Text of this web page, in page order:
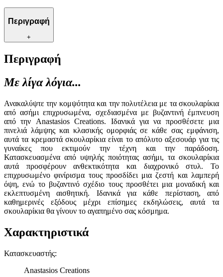
Περιγραφή
+
Περιγραφή
Με λίγα λόγια...
Ανακαλύψτε την κομψότητα και την πολυτέλεια με τα σκουλαρίκια
από ασήμι επιχρυσωμένα, σχεδιασμένα με βυζαντινή έμπνευση
από την Anastasios Creations. Ιδανικά για να προσθέσετε μια
πινελιά λάμψης και κλασικής ομορφιάς σε κάθε σας εμφάνιση,
αυτά τα κρεμαστά σκουλαρίκια είναι το απόλυτο αξεσουάρ για τις
γυναίκες που εκτιμούν την τέχνη και την παράδοση.
Κατασκευασμένα από υψηλής ποιότητας ασήμι, τα σκουλαρίκια
αυτά προσφέρουν ανθεκτικότητα και διαχρονικό στυλ. Το
επιχρυσωμένο φινίρισμα τους προσδίδει μια ζεστή και λαμπερή
όψη, ενώ το βυζαντινό σχέδιο τους προσθέτει μια μοναδική και
εκλεπτυσμένη αισθητική. Ιδανικά για κάθε περίσταση, από
καθημερινές εξόδους μέχρι επίσημες εκδηλώσεις, αυτά τα
σκουλαρίκια θα γίνουν το αγαπημένο σας κόσμημα.
Χαρακτηριστικά
Κατασκευαστής:
Anastasios Creations